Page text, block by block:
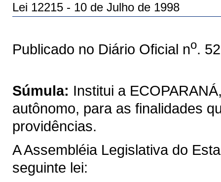
Lei 12215 - 10 de Julho de 1998
Publicado no Diário Oficial no.
Súmula: Institui a
autônomo, para as finalidades
providências.
A Assembléia Legislativa do
seguinte lei: